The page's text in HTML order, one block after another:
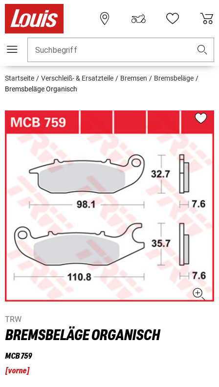
Suchbegriff
Startseite Verschleiß- & Ersatzteile Bremsen
Bremsbeläge
Bremsbeläge Organisch
TRW
BREMSBELÄGE ORGANISCH
MCB 759
[vorne]